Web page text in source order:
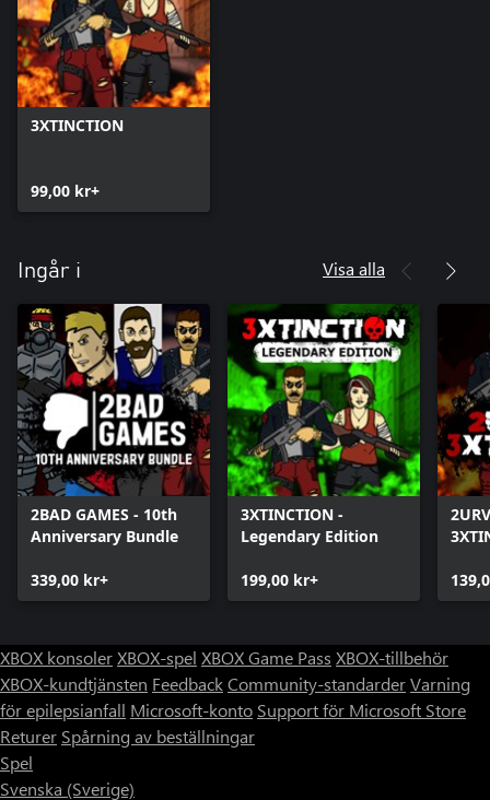
3XTINCTION
99,00 kr+
Ingår i Visa alla
2BAD GAMES - 10th
Anniversary Bundle
339,00 kr+
3XTINCTION -
Legendary Edition
199,00 kr+
XBOX konsolerXBOX-spel XBOX Game Pass XBOX-tillbehör
XBOX-kundtjänsten FeedbackCommunity-standarderVarning
för epilepsianfall Microsoft-konto Support för Microsoft Store
Returer Spårning av beställningar
Spel
Svenska (Sverige)